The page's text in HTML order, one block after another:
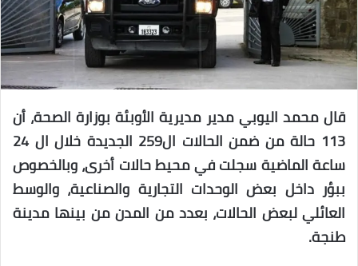
قال محمد اليوبي مدير مديرية الأوبئة بوزارة الصحة، أن
113 حالة من ضمن الحالات ال259 الجديدة خلال ال 24
ساعة الماضية سجلت في محيط حالات أخرى، وبالخصوص
ببؤر داخل بعض الوحدات التجارية والصناعية، والوسط
العائلي لبعض الحالات، بعدد من المدن من بينها مدينة
طنجة.